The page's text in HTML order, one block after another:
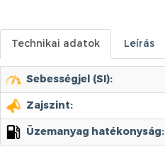
Technikai adatok Leírás
Sebességjel (SI):
Zajszint:
Üzemanyag hatékonyság: